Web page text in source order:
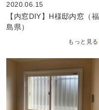
2020.06.15
【内窓DIY】H様邸内窓（福
島県）
もっと見る